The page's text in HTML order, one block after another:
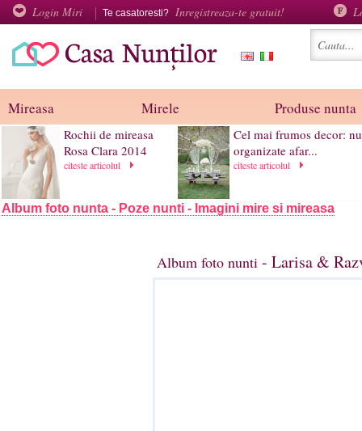
Login Miri Te casatoresti? Inregistreaza-te gratuit!
Mireasa Mirele Produse nunta
Rochii de mireasa
Rosa Clara 2014
citeste articolul
Cel mai frumos decor:
organizate afar...
citeste articolul
Album foto nunta - Poze nunti - Imagini mire si mireasa
Album foto nunti - Larisa &